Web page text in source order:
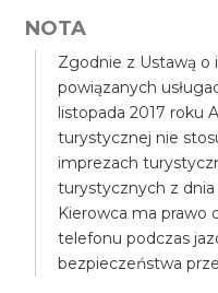
NOTA
Zgodnie z Ustawą
powiązanych
listopada 2017 roku
turystycznej nie
imprezach
turystycznych z dnia
Kierowca ma prawo
telefonu podczas
bezpieczeństwa